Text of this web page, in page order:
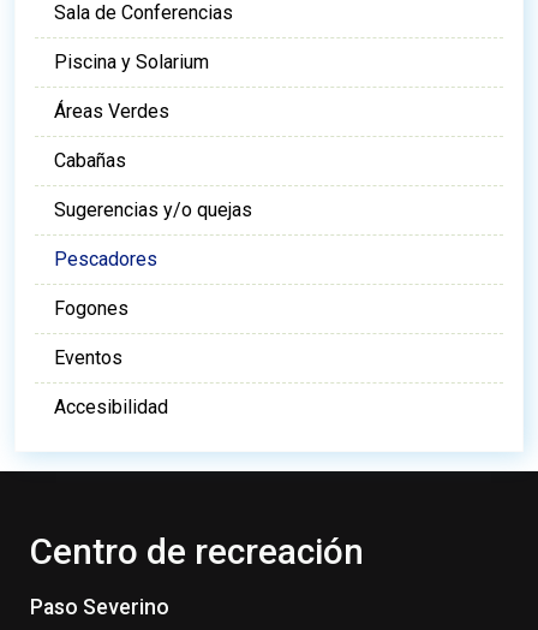
Sala de Conferencias
Piscina y Solarium
Áreas Verdes
Cabañas
Sugerencias y/o quejas
Pescadores
Fogones
Eventos
Accesibilidad
Centro de recreación
Paso Severino